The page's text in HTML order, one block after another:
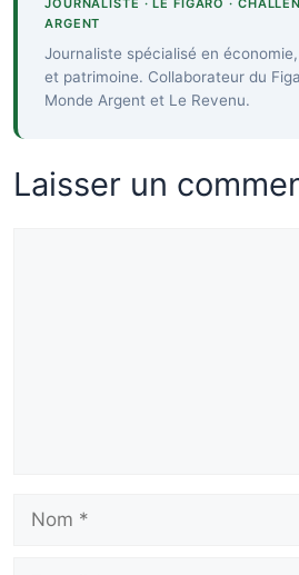
JOURNALISTE · LE FIGARO ·
ARGENT
Journaliste spécialisé en
et patrimoine. Collaborateur du
Monde Argent et Le Revenu.
Laisser un
Nom